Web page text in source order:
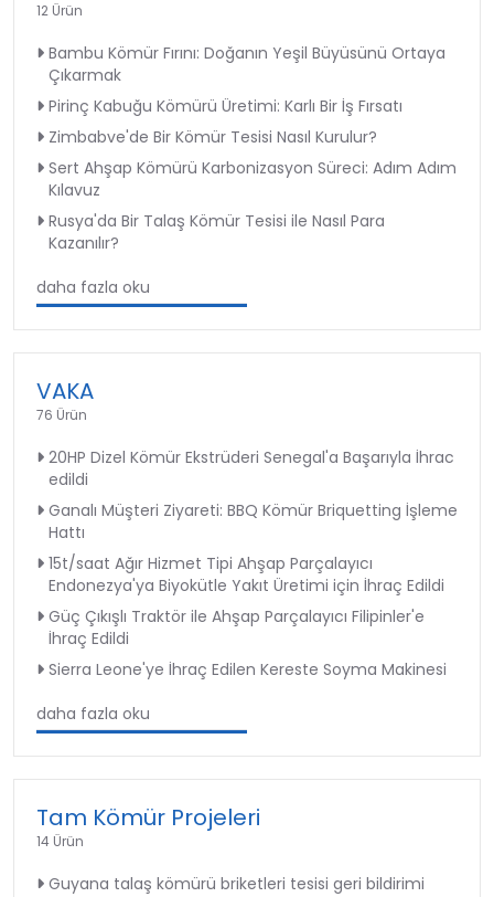
12 Ürün
Bambu Kömür Fırını: Doğanın Yeşil Büyüsünü Ortaya
Çıkarmak
Pirinç Kabuğu Kömürü Üretimi: Karlı Bir İş Fırsatı
Zimbabve'de Bir Kömür Tesisi Nasıl Kurulur?
Sert Ahşap Kömürü Karbonizasyon Süreci: Adım Adım
Kılavuz
Rusya'da Bir Talaş Kömür Tesisi ile Nasıl Para
Kazanılır?
daha fazla oku
VAKA
76 Ürün
20HP Dizel Kömür Ekstrüderi Senegal'a Başarıyla İhrac
edildi
Ganalı Müşteri Ziyareti: BBQ Kömür Briquetting İşleme
Hattı
15t/saat Ağır Hizmet Tipi Ahşap Parçalayıcı
Endonezya'ya Biyokütle Yakıt Üretimi için İhraç Edildi
Güç Çıkışlı Traktör ile Ahşap Parçalayıcı Filipinler'e
İhraç Edildi
Sierra Leone'ye İhraç Edilen Kereste Soyma Makinesi
daha fazla oku
Tam Kömür Projeleri
14 Ürün
Guyana talaş kömürü briketleri tesisi geri bildirimi